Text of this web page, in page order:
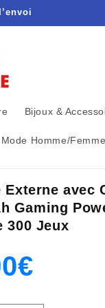
Bijoux &
Mode Homme/Femme
Externe avec
Gaming
300 Jeux